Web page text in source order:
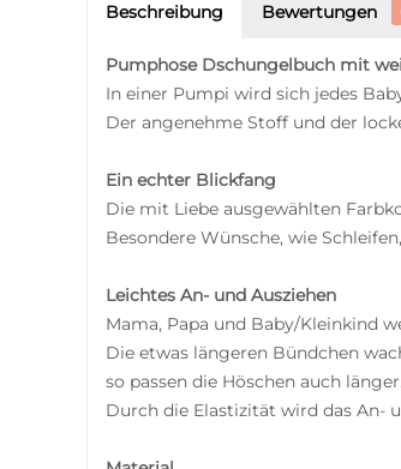
Beschreibung Bewertungen
Pumphose Dschungelbuch mit
In einer Pumpi wird sich jedes
Der angenehme Stoff und der
Ein echter Blickfang
Die mit Liebe ausgewählten
Besondere Wünsche, wie
Leichtes An- und Ausziehen
Mama, Papa und Baby/Kleinkind
Die etwas längeren Bündchen
so passen die Höschen auch länger.
Durch die Elastizität wird das An-